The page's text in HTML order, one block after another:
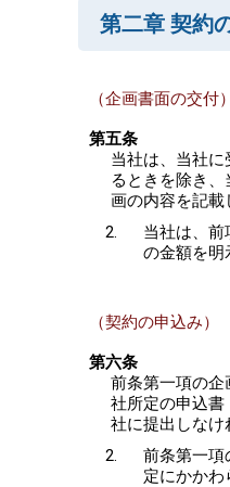
第二章 契約
（企画書面の交付）
第五条
当社は、当社
るときを除き
画の内容を記載
当社は、前
の金額を明
（契約の申込み）
第六条
前条第一項の企
社所定の申込書
社に提出しなけ
前条第一項
定にかかわ